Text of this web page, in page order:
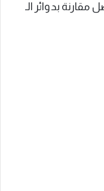
بدوائر الـ